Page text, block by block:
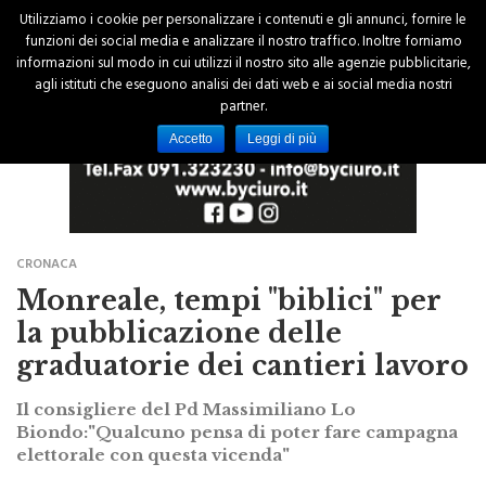
CRONACA
Monreale, tempi "biblici" per
la pubblicazione delle
graduatorie dei cantieri lavoro
Il consigliere del Pd Massimiliano Lo
Biondo:"Qualcuno pensa di poter fare campagna
elettorale con questa vicenda"
Utilizziamo i cookie per personalizzare i contenuti e gli annunci, fornire le
funzioni dei social media e analizzare il nostro traffico. Inoltre forniamo
informazioni sul modo in cui utilizzi il nostro sito alle agenzie pubblicitarie,
agli istituti che eseguono analisi dei dati web e ai social media nostri
partner.
Accetto Leggi di più